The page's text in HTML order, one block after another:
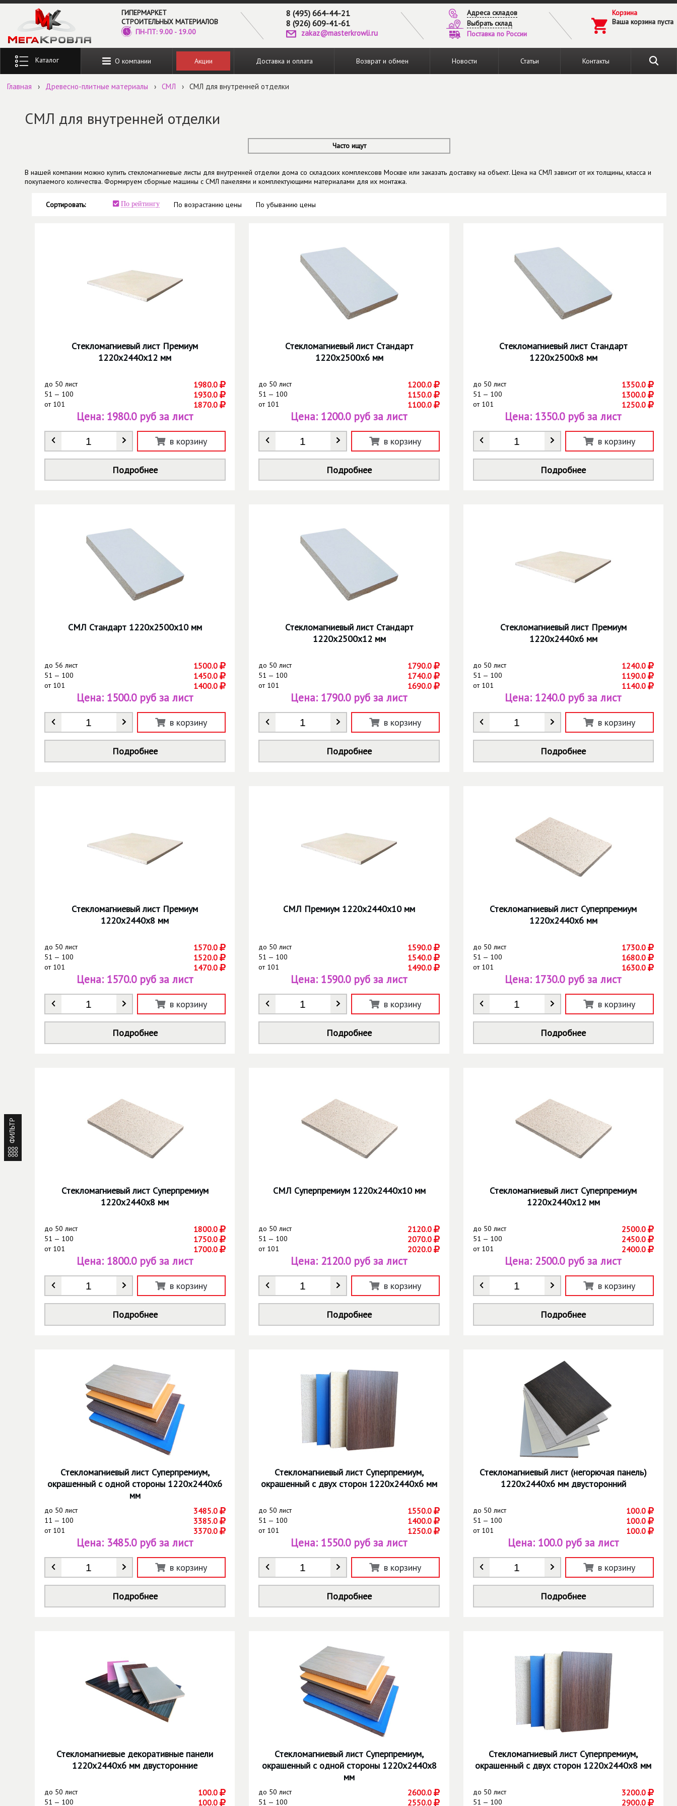
Перейти к основному содержанию
ГИПЕРМАРКЕТ
СТРОИТЕЛЬНЫХ МАТЕРИАЛОВ
ПН-ПТ: 9.00 - 19.00
8 (495) 664-44-21
8 (926) 609-41-61
zakaz@masterkrowli.ru
Адреса складов
Выбрать склад
Поставка по России
Корзина
Ваша корзина пуста
О компании Акции Доставка и оплата Возврат и обмен Новости Статьи Контакты
Введите ключевые слова для поиска
Главная › Древесно-плитные материалы › СМЛ › СМЛ для внутренней отделки
СМЛ для внутренней отделки
Часто ищут
ФИЛЬТР
В нашей компании можно купить стекломагниевые листы для внутренней отделки дома со складских комплексовв Москве или заказать доставку на объект. Цена на СМЛ зависит от их толщины, класса и
покупаемого количества. Формируем сборные машины с СМЛ панелями и комплектующими материалами для их монтажа.
Сортировать: По рейтингу По возрастанию цены По убыванию цены
Стекломагниевый лист Премиум
1220х2440х12 мм
до 50 лист 1980.0
51 — 100 1930.0
от101 1870.0
Количество *
Цена: 1980.0 руб за лист
в корзину
Подробнее
Стекломагниевый лист Стандарт
1220х2500х6 мм
до 50 лист 1200.0
51 — 100 1150.0
от101 1100.0
Количество *
Цена: 1200.0 руб за лист
в корзину
Подробнее
Стекломагниевый лист Стандарт
1220х2500х8 мм
до 50 лист 1350.0
51 — 100 1300.0
от101 1250.0
Количество *
Цена: 1350.0 руб за лист
в корзину
Подробнее
СМЛ Стандарт 1220х2500х10 мм
до 56 лист 1500.0
51 — 100 1450.0
от101 1400.0
Количество *
Цена: 1500.0 руб за лист
в корзину
Подробнее
Стекломагниевый лист Стандарт
1220х2500х12 мм
до 50 лист 1790.0
51 — 100 1740.0
от101 1690.0
Количество *
Цена: 1790.0 руб за лист
в корзину
Подробнее
Стекломагниевый лист Премиум
1220х2440х6 мм
до 50 лист 1240.0
51 — 100 1190.0
от101 1140.0
Количество *
Цена: 1240.0 руб за лист
в корзину
Подробнее
Стекломагниевый лист Премиум
1220х2440х8 мм
до 50 лист 1570.0
51 — 100 1520.0
от101 1470.0
Количество *
Цена: 1570.0 руб за лист
в корзину
Подробнее
СМЛ Премиум 1220х2440х10 мм
до 50 лист 1590.0
51 — 100 1540.0
от101 1490.0
Количество *
Цена: 1590.0 руб за лист
в корзину
Подробнее
Стекломагниевый лист Суперпремиум
1220х2440х6 мм
до 50 лист 1730.0
51 — 100 1680.0
от101 1630.0
Количество *
Цена: 1730.0 руб за лист
в корзину
Подробнее
Стекломагниевый лист Суперпремиум
1220х2440х8 мм
до 50 лист 1800.0
51 — 100 1750.0
от101 1700.0
Количество *
Цена: 1800.0 руб за лист
в корзину
Подробнее
СМЛ Суперпремиум 1220х2440х10 мм
до 50 лист 2120.0
51 — 100 2070.0
от101 2020.0
Количество *
Цена: 2120.0 руб за лист
в корзину
Подробнее
Стекломагниевый лист Суперпремиум
1220х2440х12 мм
до 50 лист 2500.0
51 — 100 2450.0
от101 2400.0
Количество *
Цена: 2500.0 руб за лист
в корзину
Подробнее
Стекломагниевый лист Суперпремиум,
окрашенный с одной стороны 1220х2440х6
мм
до 50 лист 3485.0
11 — 100 3385.0
от101 3370.0
Количество *
Цена: 3485.0 руб за лист
в корзину
Подробнее
Стекломагниевый лист Суперпремиум,
окрашенный с двух сторон 1220х2440х6 мм
до 50 лист 1550.0
51 — 100 1400.0
от101 1250.0
Количество *
Цена: 1550.0 руб за лист
в корзину
Подробнее
Стекломагниевый лист (негорючая панель)
1220х2440х6 мм двусторонний
до 50 лист 100.0
51 — 100 100.0
от101 100.0
Количество *
Цена: 100.0 руб за лист
в корзину
Подробнее
Стекломагниевые декоративные панели
1220х2440х6 мм двусторонние
до 50 лист 100.0
51 — 100 100.0
Стекломагниевый лист Суперпремиум,
окрашенный с одной стороны 1220х2440х8
мм
до 50 лист 2600.0
51 — 100 2550.0
Стекломагниевый лист Суперпремиум,
окрашенный с двух сторон 1220х2440х8 мм
до 50 лист 3200.0
51 — 100 2900.0